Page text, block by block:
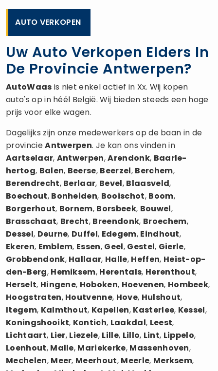
AUTO VERKOPEN
Uw Auto Verkopen Elders In
De Provincie Antwerpen?
AutoWaas is niet enkel actief in Xx. Wij kopen
auto's op in héél België. Wij bieden steeds een hoge
prijs voor elke wagen.
Dagelijks zijn onze medewerkers op de baan in de
provincieAntwerpen. Je kan ons vinden in
Aartselaar, Antwerpen,Arendonk, Baarle-
hertog, Balen, Beerse, Beerzel, Berchem,
Berendrecht, Berlaar, Bevel, Blaasveld,
Boechout, Bonheiden, Booischot, Boom,
Borgerhout, Bornem, Borsbeek, Bouwel,
Brasschaat, Brecht, Breendonk, Broechem,
Dessel, Deurne, Duffel, Edegem, Eindhout,
Ekeren, Emblem, Essen, Geel, Gestel, Gierle,
Grobbendonk, Hallaar, Halle, Heffen, Heist-op-
den-Berg, Hemiksem, Herentals, Herenthout,
Herselt, Hingene, Hoboken, Hoevenen, Hombeek,
Hoogstraten, Houtvenne, Hove, Hulshout,
Itegem, Kalmthout, Kapellen, Kasterlee, Kessel,
Koningshooikt, Kontich, Laakdal, Leest,
Lichtaart, Lier, Liezele, Lille, Lillo, Lint, Lippelo,
Loenhout, Malle, Mariekerke, Massenhoven,
Mechelen, Meer, Meerhout, Meerle, Merksem,